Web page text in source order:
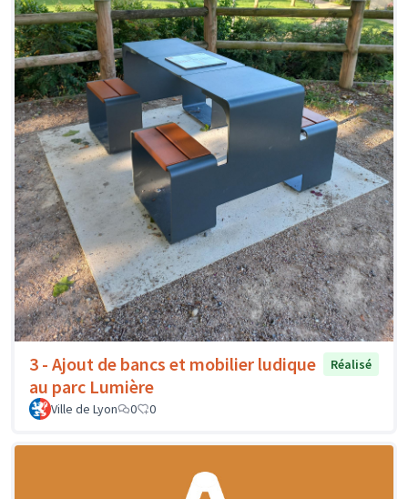
3 - Ajout de bancs et mobilier ludique
au parc Lumière
Réalisé
Ville de Lyon 0 0